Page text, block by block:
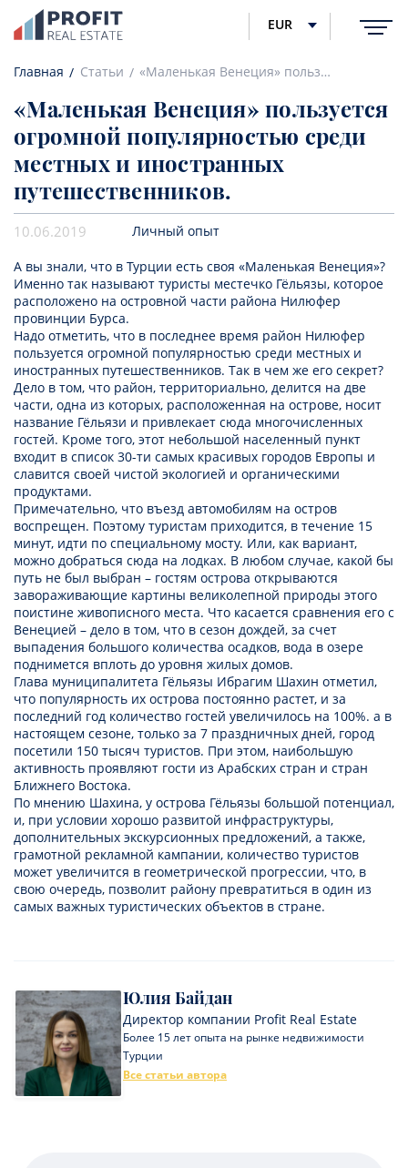
EUR
Главная Статьи «Маленькая Венеция» пользуется огромной популярностью среди местных и иностранных путешественников.
«Маленькая Венеция» пользуется
огромной популярностью среди
местных и иностранных
путешественников.
10.06.2019 Личный опыт
А вы знали, что в Турции есть своя «Маленькая Венеция»?
Именно так называют туристы местечко Гёльязы, которое
расположено на островной части района Нилюфер
провинции Бурса.
Надо отметить, что в последнее время район Нилюфер
пользуется огромной популярностью среди местных и
иностранных путешественников. Так в чем же его секрет?
Дело в том, что район, территориально, делится на две
части, одна из которых, расположенная на острове, носит
название Гёльязи и привлекает сюда многочисленных
гостей. Кроме того, этот небольшой населенный пункт
входит в список 30-ти самых красивых городов Европы и
славится своей чистой экологией и органическими
продуктами.
Примечательно, что въезд автомобилям на остров
воспрещен. Поэтому туристам приходится, в течение 15
минут, идти по специальному мосту. Или, как вариант,
можно добраться сюда на лодках. В любом случае, какой бы
путь не был выбран – гостям острова открываются
завораживающие картины великолепной природы этого
поистине живописного места. Что касается сравнения его с
Венецией – дело в том, что в сезон дождей, за счет
выпадения большого количества осадков, вода в озере
поднимется вплоть до уровня жилых домов.
Глава муниципалитета Гёльязы Ибрагим Шахин отметил,
что популярность их острова постоянно растет, и за
последний год количество гостей увеличилось на 100%. а в
настоящем сезоне, только за 7 праздничных дней, город
посетили 150 тысяч туристов. При этом, наибольшую
активность проявляют гости из Арабских стран и стран
Ближнего Востока.
По мнению Шахина, у острова Гёльязы большой потенциал,
и, при условии хорошо развитой инфраструктуры,
дополнительных экскурсионных предложений, а также,
грамотной рекламной кампании, количество туристов
может увеличится в геометрической прогрессии, что, в
свою очередь, позволит району превратиться в один из
самых важных туристических объектов в стране.
Юлия Байдан
Директор компании Profit Real Estate
Более 15 лет опыта на рынке недвижимости
Турции
Все статьи автора